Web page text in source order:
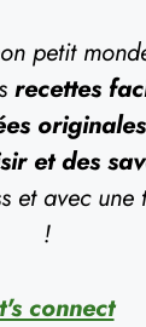
petit
recettes
originales
et des
et avec
!
connect